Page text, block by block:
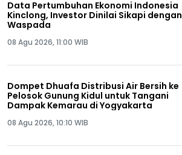
Data Pertumbuhan Ekonomi Indonesia
Kinclong, Investor Dinilai Sikapi dengan
Waspada
08 Agu 2026, 11:00 WIB
Dompet Dhuafa Distribusi Air Bersih ke
Pelosok Gunung Kidul untuk Tangani
Dampak Kemarau di Yogyakarta
08 Agu 2026, 10:10 WIB